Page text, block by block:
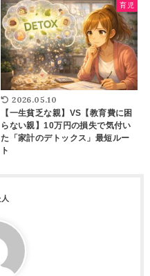
育児
2026.05.10
【一生貧乏な親】VS【教育費に困
らない親】10万円の損失で気付い
た「家計のデトックス」最短ルー
ト